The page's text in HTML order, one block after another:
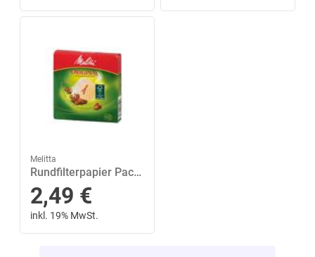
Melitta
Rundfilterpapier Pack 100 Stück
2,49 €
inkl. 19% MwSt.